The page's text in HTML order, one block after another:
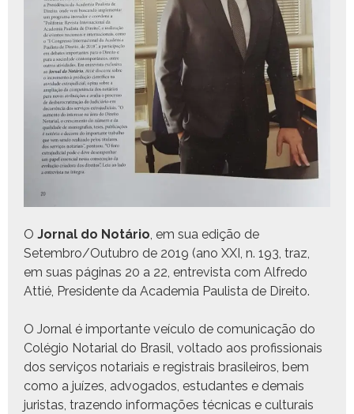
O Jor­nal do Notário, em sua edição de
Setembro/Outubro de 2019 (ano XXI, n. 193, traz,
em suas pági­nas 20 a 22, entre­vista com Alfre­do
Attié, Pres­i­dente da Acad­e­mia Paulista de Direito.
O Jor­nal é impor­tante veícu­lo de comu­ni­cação do
Colé­gio Notar­i­al do Brasil, volta­do aos profis­sion­ais
dos serviços notari­ais e reg­is­trais brasileiros, bem
como a juízes, advo­ga­dos, estu­dantes e demais
juris­tas, trazen­do infor­mações téc­ni­cas e cul­tur­ais